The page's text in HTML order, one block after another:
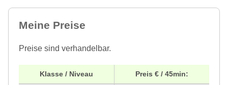
Meine Preise
Preise sind verhandelbar.
Klasse / Niveau Preis € / 45min: